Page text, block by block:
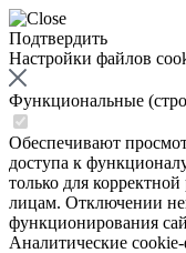
Подтвердить
Настройки файлов
Функциональные
Обеспечивают
доступа к
только для
лицам. Отключении
функционирования
Аналитические